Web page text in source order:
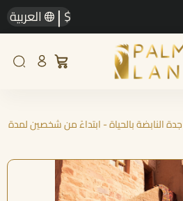
$
| العربية
النابضة بالحياة - ابتداءً من شخصين لمدة